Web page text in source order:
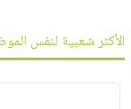
الأكثر شعبية لنفس